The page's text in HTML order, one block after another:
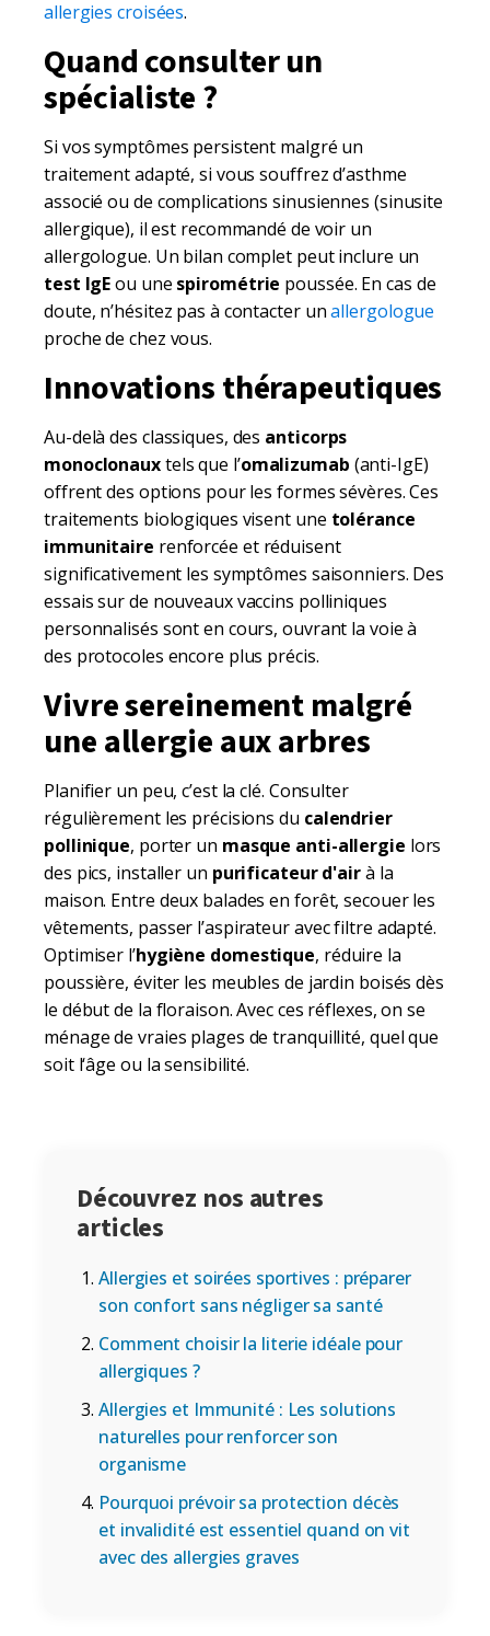
allergies croisées.
Quand consulter un
spécialiste ?
Si vos symptômes persistent malgré un
traitement adapté, si vous souffrez d’asthme
associé ou de complications sinusiennes (sinusite
allergique), il est recommandé de voir un
allergologue. Un bilan complet peut inclure un
test IgEou une spirométrie poussée. En cas de
doute, n’hésitez pas à contacter unallergologue
proche de chez vous.
Innovations thérapeutiques
Au-delà des classiques, des anticorps
monoclonauxtels que l’omalizumab (anti-IgE)
offrent des options pour les formes sévères. Ces
traitements biologiques visent une tolérance
immunitaire renforcée et réduisent
significativement les symptômes saisonniers. Des
essais sur de nouveaux vaccins polliniques
personnalisés sont en cours, ouvrant la voie à
des protocoles encore plus précis.
Vivre sereinement malgré
une allergie aux arbres
Planifier un peu, c’est la clé. Consulter
régulièrement les précisions du calendrier
pollinique, porter un masque anti-allergie lors
des pics, installer un purificateur d'airà la
maison. Entre deux balades en forêt, secouer les
vêtements, passer l’aspirateur avec filtre adapté.
Optimiser l’hygiène domestique, réduire la
poussière, éviter les meubles de jardin boisés dès
le début de la floraison. Avec ces réflexes, on se
ménage de vraies plages de tranquillité, quel que
soit l‘âge ou la sensibilité.
Découvrez nos autres
articles
Allergies et soirées sportives : préparer
son confort sans négliger sa santé
Comment choisir la literie idéale pour
allergiques ?
Allergies et Immunité : Les solutions
naturelles pour renforcer son
organisme
Pourquoi prévoir sa protection décès
et invalidité est essentiel quand on vit
avec des allergies graves